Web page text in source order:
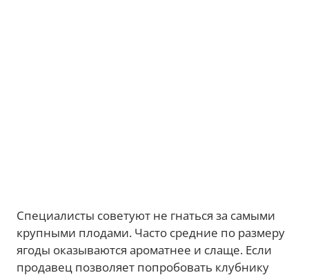
Специалисты советуют не гнаться за самыми
крупными плодами. Часто средние по размеру
ягоды оказываются ароматнее и слаще. Если
продавец позволяет попробовать клубнику